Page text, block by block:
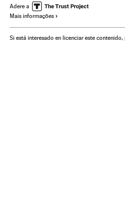
Carlos Robles Piquer Censura
Gabriel García Márquez
Editoriais Boom latinoamericano
Adere a
Mais informações
Si está interesado en licenciar este contenido,